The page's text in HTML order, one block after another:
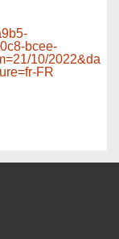
bcee-
10/2022&da
FR